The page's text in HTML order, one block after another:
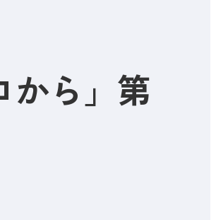
から」第